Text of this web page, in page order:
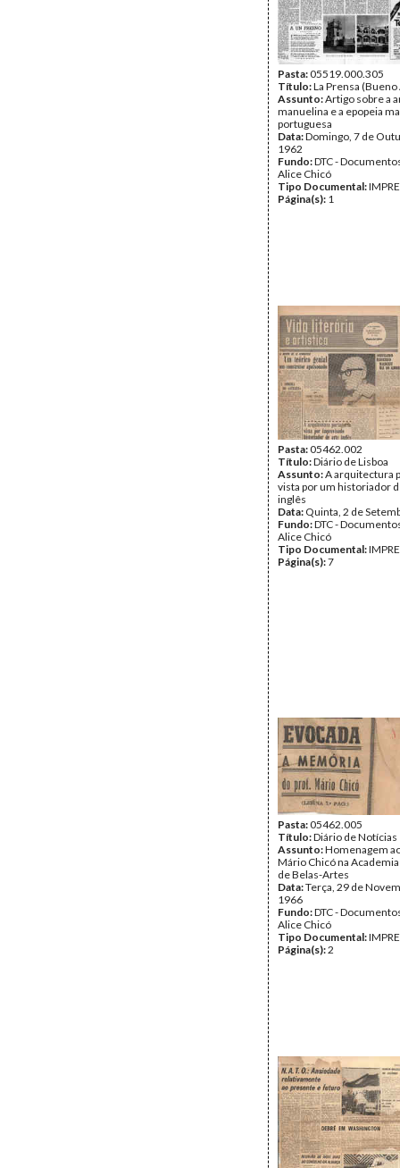
Pasta:05519.000.305
Título:La Prensa
Assunto:Artigo sobre a
manuelina e a epopeia
portuguesa
Data:Domingo, 7 de
1962
Fundo:DTC -
Alice Chicó
Tipo Documental:
Página(s): 1
Pasta:05462.002
Título:Diário de Lisboa
Assunto:A arquitectura
vista por um historiador
inglês
Data: Quinta, 2 de
Fundo:DTC -
Alice Chicó
Tipo Documental:
Página(s):7
Pasta:05462.005
Título:Diário de Notícias
Assunto:Homenagem
Mário Chicó na
de Belas-Artes
Data:Terça, 29 de
1966
Fundo:DTC -
Alice Chicó
Tipo Documental:
Página(s):2